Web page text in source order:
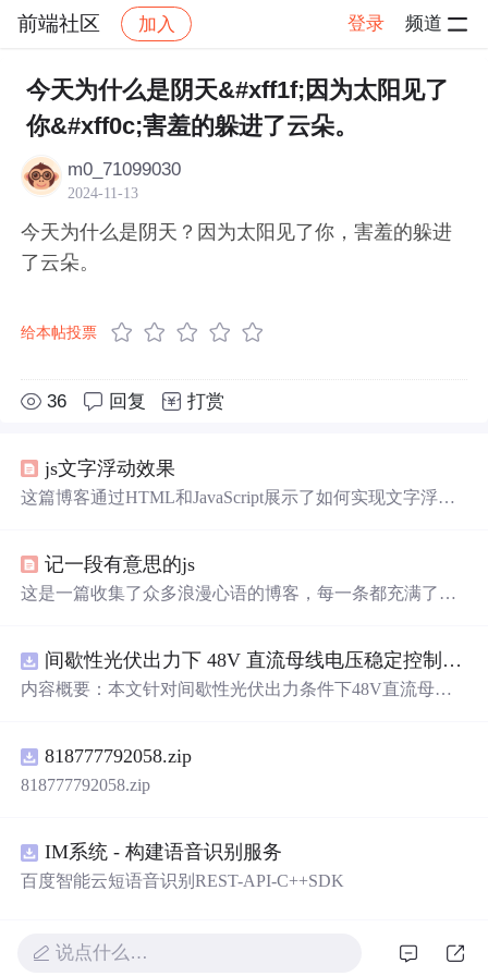
前端社区 加入 登录 频道
社区 前端社区 感慨 帖子详情
今天为什么是阴天&#xff1f;因为太阳见了
你&#xff0c;害羞的躲进了云朵。
m0_71099030
2024-11-13
今天为什么是阴天？因为太阳见了你，害羞的躲进
了云朵。
给本帖投票
36 回复 打赏
js文字浮动效果
这篇博客通过HTML和JavaScript展示了如何实现文字浮动
在页面上随机飘动的视觉效果。此外，文中还包含了对CS
S样式和JavaScript事件监听的运用，增加了互动性和趣味
记一段有意思的js
这是一篇收集了众多浪漫心语的博客，每一条都充满了甜
的独特情感，仿佛每个瞬间都因你而闪耀。这些话语如同
繁星，照亮了平凡的日子，让人感受到爱的力量和美好。
间歇性光伏出力下 48V 直流母线电压稳定控制及储能双向充放电闭环调控体系研究（Simulink仿真实现）
内容概要：本文针对间歇性光伏出力条件下48V直流母线
含光伏阵列、Boost型DC-DC变换器、双向DC-DC变换器
与锂离子电池储能系统的完整拓扑结构，结合光伏最大功
架构，集成电压外环与电流内环双闭环控制策略，确保在
光照强度波动、负载突变等动态工况下维持母线电压稳
定。在Simulink环境中搭建全系统仿真模型，验证了控制策
在无外部电网支撑下的自主运行能力和电能质量水平。; 适
合人群：具备电力电子、自动控制与新能源系统基础知识
818777792058.zip
818777792058.zip
IM系统 - 构建语音识别服务
百度智能云短语音识别REST-API-C++SDK
说点什么…